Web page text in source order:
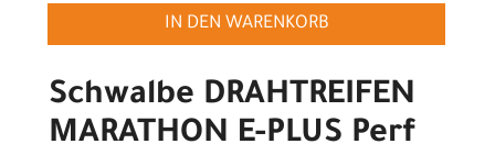
IN DEN WARENKORB
Schwalbe DRAHTREIFEN
MARATHON E-PLUS Perf